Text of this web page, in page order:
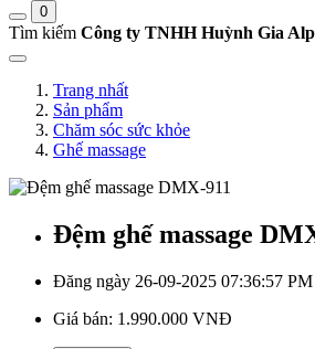
0
Tìm kiếm Công ty TNHH Huỳnh Gia
Trang nhất
Sản phẩm
Chăm sóc sức khỏe
Ghế massage
Đệm ghế massage
Đăng ngày 26-09-2025 07:36:57
Giá bán: 1.990.000 VNĐ